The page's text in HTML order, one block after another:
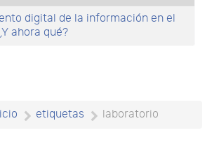
digital de la información en el
ahora qué?
etiquetas laboratorio